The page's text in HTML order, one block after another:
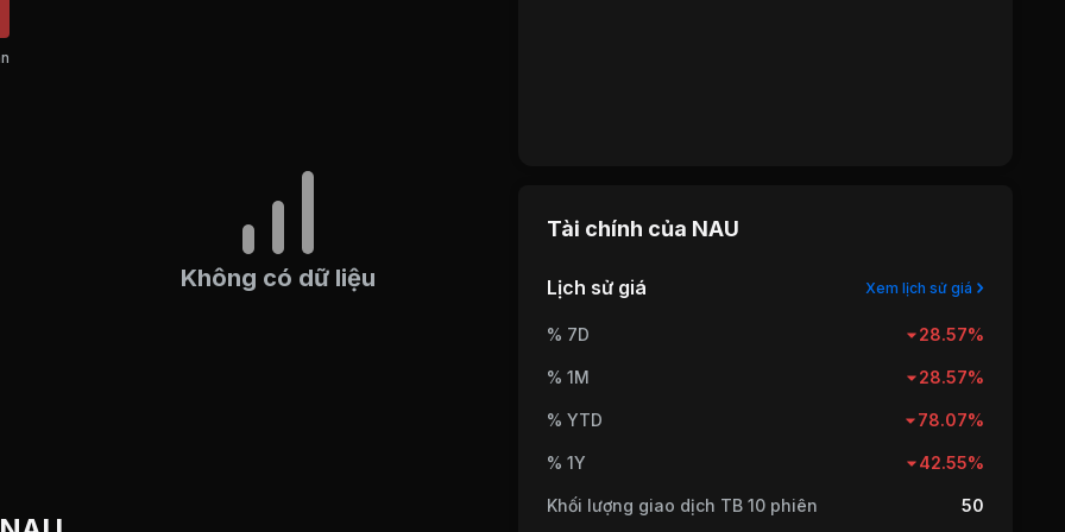
Không có dữ liệu
Tài chính của NAU
Lịch sử giá Xem lịch sử giá
% 7D 28.57%
% 1M 28.57%
% YTD 78.07%
% 1Y 42.55%
Khối lượng giao dịch TB 10 phiên 50